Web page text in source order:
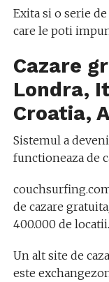
Exita si o serie
care le poti
Cazare
Londra,
Croatia,
Sistemul a
functioneaza de
de cazare
400.000 de locatii.
Un alt site de
este